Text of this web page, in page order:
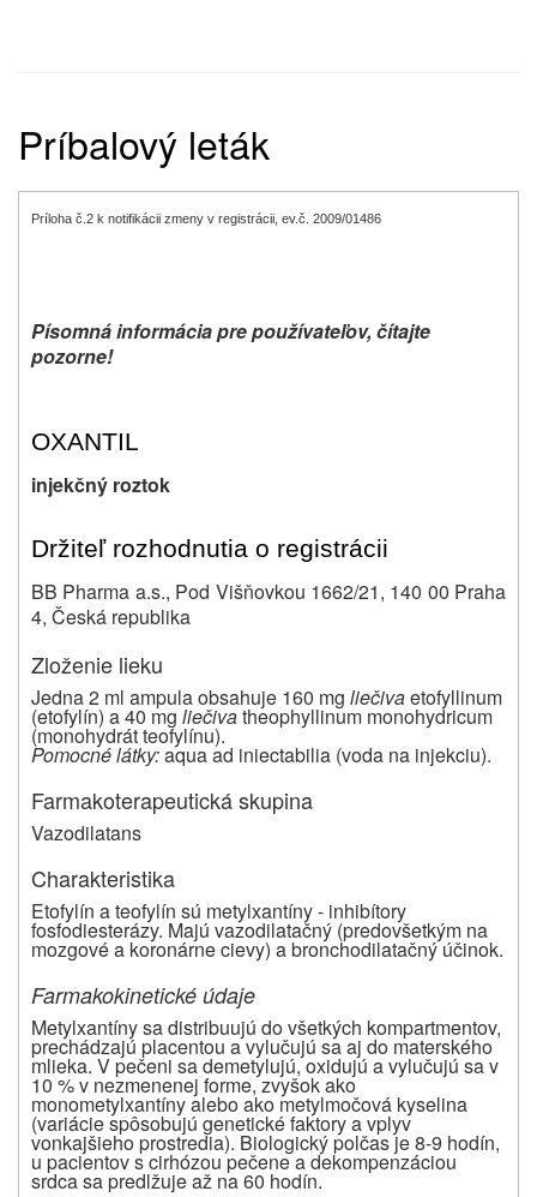
Príbalový leták
Príloha č.2 k notifikácii zmeny v registrácii, ev.č. 2009/01486
Písomná informácia pre používateľov, čítajte
pozorne!
OXANTIL
injekčný roztok
Držiteľ rozhodnutia o registrácii
BB Pharma a.s., Pod Višňovkou 1662/21, 140 00 Praha
4, Česká republika
Zloženie lieku
Jedna 2 ml ampula obsahuje 160 mg liečivaetofyllinum
(etofylín) a 40 mg liečivatheophyllinum monohydricum
(monohydrát teofylínu).
Pomocné látky:aqua ad iniectabilia (voda na injekciu).
Farmakoterapeutická skupina
Vazodilatans
Charakteristika
Etofylín a teofylín sú metylxantíny - inhibítory
fosfodiesterázy. Majú vazodilatačný (predovšetkým na
mozgové a koronárne cievy) a bronchodilatačný účinok.
Farmakokinetické údaje
Metylxantíny sa distribuujú do všetkých kompartmentov,
prechádzajú placentou a vylučujú sa aj do materského
mlieka. V pečeni sa demetylujú, oxidujú a vylučujú sa v
10 % v nezmenenej forme, zvyšok ako
monometylxantíny alebo ako metylmočová kyselina
(variácie spôsobujú genetické faktory a vplyv
vonkajšieho prostredia). Biologický polčas je 8-9 hodín,
u pacientov s cirhózou pečene a dekompenzáciou
srdca sa predlžuje až na 60 hodín.